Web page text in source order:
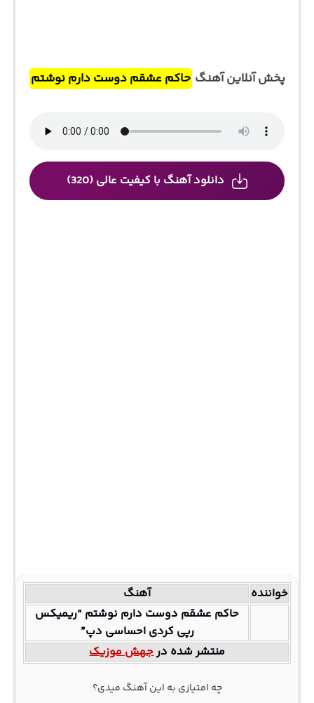
پخش آنلاین آهنگ حاکم عشقم دوست دارم نوشتم
دانلود آهنگ با کیفیت عالی (320)
خواننده
آهنگ
حاکم عشقم دوست دارم نوشتم “ریمیکس
رپی کردی احساسی دپ”
منتشر شده درجهش موزیک
چه امتیازی به این آهنگ میدی؟